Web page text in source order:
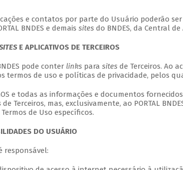
e contatos por parte do Usuário poderão
BNDES e demais sitesdo BNDES, da Central
E APLICATIVOS DE TERCEIROS
pode conter linkspara sitesde Terceiros. Ao
termos de uso e políticas de privacidade, pelos
e todas as informações e documentos
de Terceiros, mas, exclusivamente, ao PORTAL
de Uso específicos.
DO USUÁRIO
responsável: